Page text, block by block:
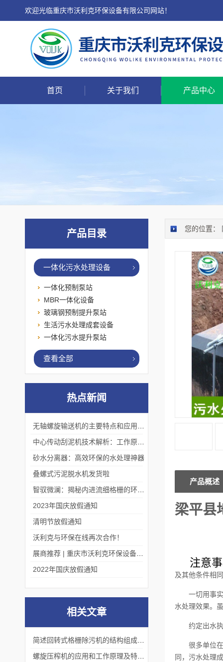
欢迎光临重庆市沃利克环保设备有限公司网站！
首页 关于我们 产品中心
您的位置：
产品概述
梁平县
注意
及其他条件相
一切用事
水处理效果。
约定出水
很多单位
同，污水处理
产品目录
一体化污水处理设备
一体化预制泵站
MBR一体化设备
玻璃钢预制提升泵站
生活污水处理成套设备
一体化污水提升泵站
查看全部
热点新闻
砂水分离器：高效环保的水处理神器
叠螺式污泥脱水机发货啦
2023年国庆放假通知
清明节放假通知
沃利克与环保在线再次合作！
2022年国庆放假通知
相关文章